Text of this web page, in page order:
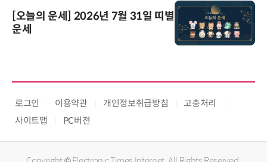
[오늘의 운세] 2026년 7월 31일 띠별
운세
로그인 이용약관 개인정보취급방침
고충처리
사이트맵
PC버전